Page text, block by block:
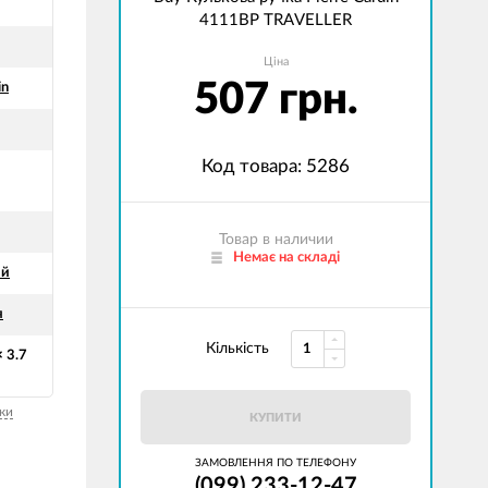
3.7
4111BP TRAVELLER
Ціна
507 грн.
Код товара: 5286
Товар в наличии
Немає на складі
Кількість
КУПИТИ
ЗАМОВЛЕННЯ ПО ТЕЛЕФОНУ